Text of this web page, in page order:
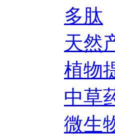
多肽
天然
植物
中草
微生